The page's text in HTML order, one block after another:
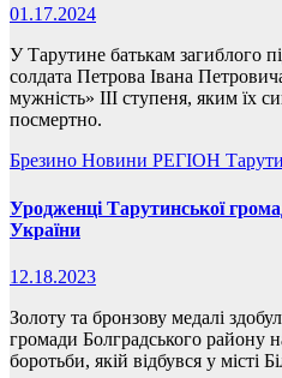
01.17.2024
У Тарутине батькам загиблого
солдата Петрова Івана
мужність» ІІІ ступеня, яким їх
посмертно.
Брезино Новини РЕГІОН
Уродженці Тарутинської
України
12.18.2023
Золоту та бронзову медалі
громади Болградського району
боротьби, якій відбувся у місті